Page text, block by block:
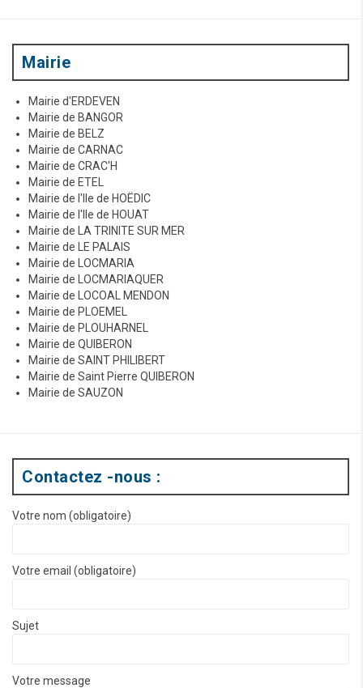
Mairie
Mairie d'ERDEVEN
Mairie de BANGOR
Mairie de BELZ
Mairie de CARNAC
Mairie de CRAC'H
Mairie de ETEL
Mairie de l'Ile de HOËDIC
Mairie de l'Ile de HOUAT
Mairie de LA TRINITE SUR MER
Mairie de LE PALAIS
Mairie de LOCMARIA
Mairie de LOCMARIAQUER
Mairie de LOCOAL MENDON
Mairie de PLOEMEL
Mairie de PLOUHARNEL
Mairie de QUIBERON
Mairie de SAINT PHILIBERT
Mairie de Saint Pierre QUIBERON
Mairie de SAUZON
Contactez -nous :
Votre nom (obligatoire)
Votre email (obligatoire)
Sujet
Votre message